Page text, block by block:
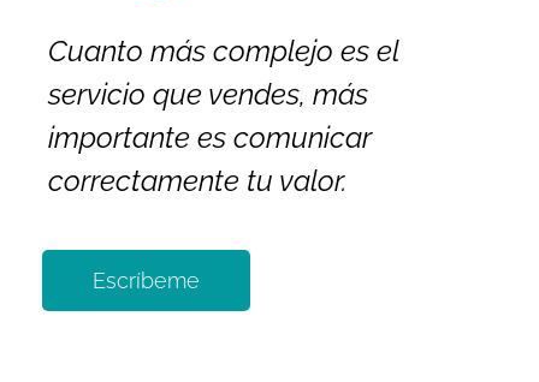
Cuanto más complejo es el
servicio que vendes, más
importante es comunicar
correctamente tu valor.
Escríbeme